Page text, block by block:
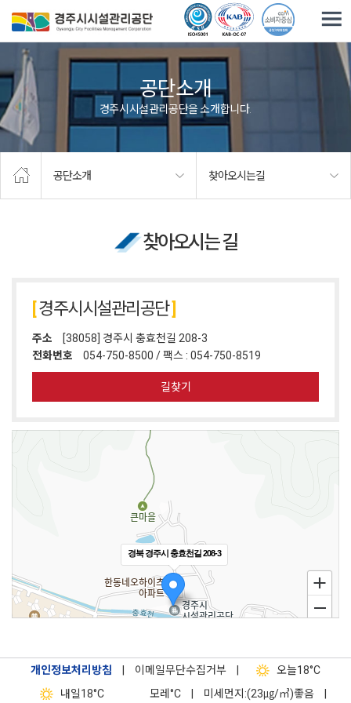
공단소개
경주시시설관리공단을 소개합니다.
공단소개 찾아오시는길
찾아오시는 길
경주시시설관리공단
주소
[38058] 경주시 충효천길 208-3
전화번호
054-750-8500 / 팩스 : 054-750-8519
길찾기
경북 경주시 충효천길 208-3
개인정보처리방침 이메일무단수집거부 오늘18°C
내일18°C 모레 °C 미세먼지:(23㎍/㎥)좋음